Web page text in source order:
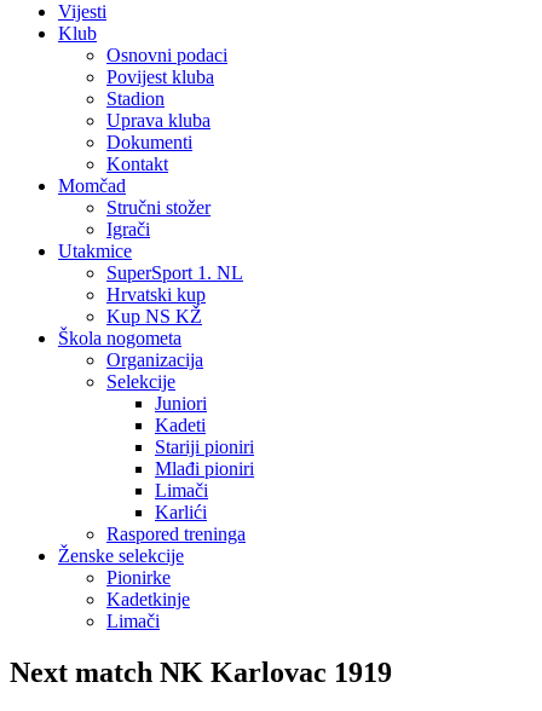
Vijesti
Klub
Osnovni podaci
Povijest kluba
Stadion
Uprava kluba
Dokumenti
Kontakt
Momčad
Stručni stožer
Igrači
Utakmice
SuperSport 1. NL
Hrvatski kup
Kup NS KŽ
Škola nogometa
Organizacija
Selekcije
Juniori
Kadeti
Stariji pioniri
Mlađi pioniri
Limači
Karlići
Raspored treninga
Ženske selekcije
Pionirke
Kadetkinje
Limači
Next match NK Karlovac 1919